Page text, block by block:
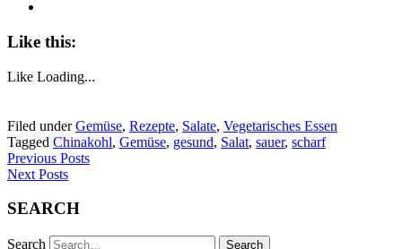
Like this:
Like Loading...
Filed underGemüse, Rezepte, Salate, Vegetarisches Essen
Tagged Chinakohl, Gemüse, gesund, Salat, sauer, scharf
Previous Posts
Next Posts
SEARCH
Search